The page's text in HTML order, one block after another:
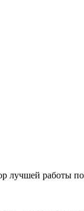
лучшей работы